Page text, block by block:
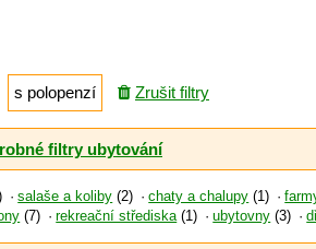
s polopenzí Zrušit filtry
filtry ubytování
salaše a koliby (2) chaty a chalupy (1)
(7) rekreační střediska(1) ubytovny (3)